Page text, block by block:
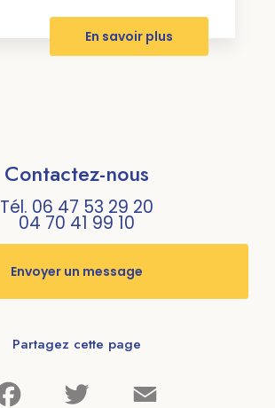
En savoir plus
Contactez-nous
Tél. 06 47 53 29 20
04 70 41 99 10
Envoyer un message
Partagez cette page